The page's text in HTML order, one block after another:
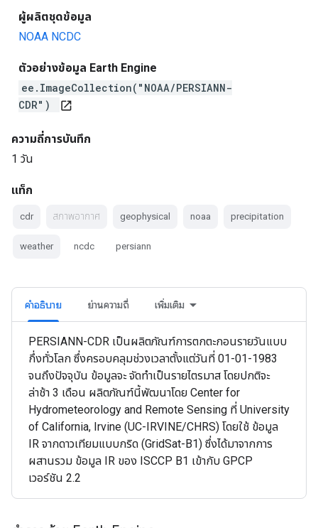
ผู้ผลิตชุดข้อมูล
NOAA NCDC
ตัวอย่างข้อมูล Earth Engine
ee.ImageCollection("NOAA/PERSIANN-
CDR")
open_in_new
ความถี่การบันทึก
1 วัน
แท็ก
cdr สภาพอากาศ geophysical noaa precipitation
weather ncdc persiann
คำอธิบาย ย่านความถี่ เพิ่มเติม
PERSIANN-CDR เป็นผลิตภัณฑ์การตกตะกอนรายวันแบบ
กึ่งทั่วโลก ซึ่งครอบคลุมช่วงเวลาตั้งแต่วันที่ 01-01-1983
จนถึงปัจจุบัน ข้อมูลจะ จัดทำเป็นรายไตรมาส โดยปกติจะ
ล่าช้า 3 เดือน ผลิตภัณฑ์นี้พัฒนาโดย Center for
Hydrometeorology and Remote Sensing ที่ University
of California, Irvine (UC-IRVINE/CHRS) โดยใช้ ข้อมูล
IR จากดาวเทียมแบบกริด (GridSat-B1) ซึ่งได้มาจากการ
ผสานรวม ข้อมูล IR ของ ISCCP B1 เข้ากับ GPCP
เวอร์ชัน 2.2